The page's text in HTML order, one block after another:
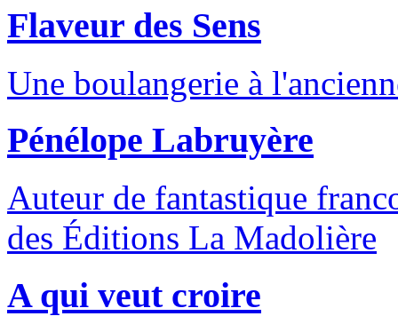
Flaveur des Sens
Une boulangerie à
Pénélope Labruyère
Auteur de fantastique
des Éditions La Madolière
A qui veut croire